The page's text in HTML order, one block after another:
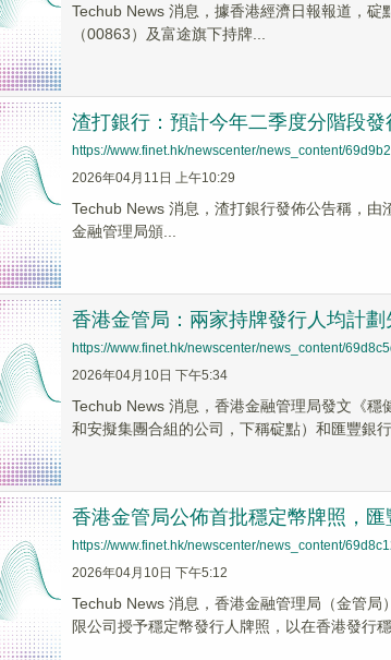
Techub News 消息，據香港經濟日報報道，
（00863）及富途旗下持牌...
渣打銀行：預計今年二季度分階段
https://www.finet.hk/newscenter/news_content/
2026年04月11日 上午10:29
Techub News 消息，渣打銀行發佈公告稱，
金融管理局頒...
香港金管局：兩家持牌發行人均計
https://www.finet.hk/newscenter/news_content/
2026年04月10日 下午5:34
Techub News 消息，香港金融管理局發文《
和安擬集團合組的公司，下稱碇點）和匯豐銀行
香港金管局公佈首批穩定幣牌照，
https://www.finet.hk/newscenter/news_content/
2026年04月10日 下午5:12
Techub News 消息，香港金融管理局（金管
限公司授予穩定幣發行人牌照，以在香港發行穩